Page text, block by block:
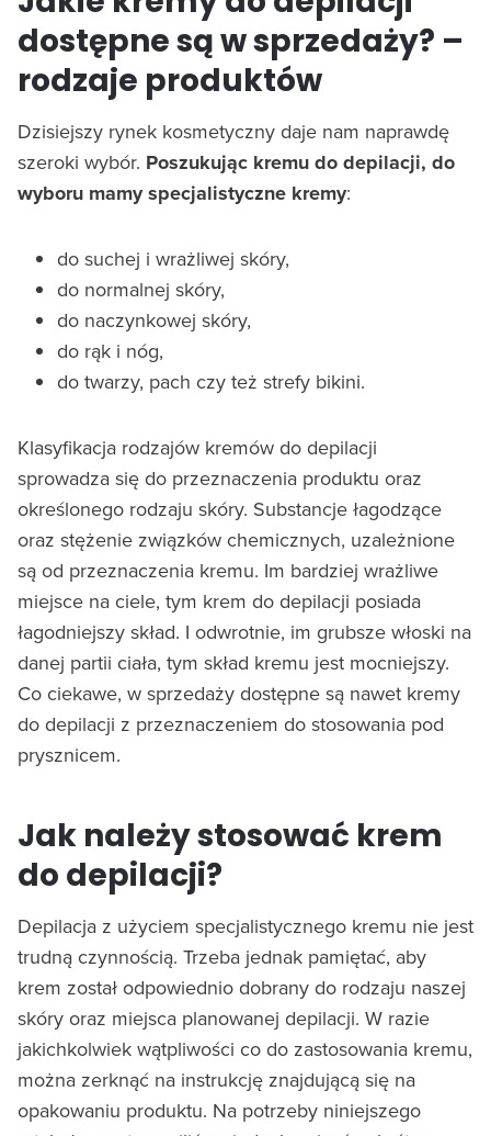
dostępne są w sprzedaży? –
rodzaje produktów
Dzisiejszy rynek kosmetyczny daje nam naprawdę
szeroki wybór. Poszukując kremu do depilacji, do
wyboru mamy specjalistyczne kremy:
do suchej i wrażliwej skóry,
do normalnej skóry,
do naczynkowej skóry,
do rąk i nóg,
do twarzy, pach czy też strefy bikini.
Klasyfikacja rodzajów kremów do depilacji
sprowadza się do przeznaczenia produktu oraz
określonego rodzaju skóry. Substancje łagodzące
oraz stężenie związków chemicznych, uzależnione
są od przeznaczenia kremu. Im bardziej wrażliwe
miejsce na ciele, tym krem do depilacji posiada
łagodniejszy skład. I odwrotnie, im grubsze włoski na
danej partii ciała, tym skład kremu jest mocniejszy.
Co ciekawe, w sprzedaży dostępne są nawet kremy
do depilacji z przeznaczeniem do stosowania pod
prysznicem.
Jak należy stosować krem
do depilacji?
Depilacja z użyciem specjalistycznego kremu nie jest
trudną czynnością. Trzeba jednak pamiętać, aby
krem został odpowiednio dobrany do rodzaju naszej
skóry oraz miejsca planowanej depilacji. W razie
jakichkolwiek wątpliwości co do zastosowania kremu,
można zerknąć na instrukcję znajdującą się na
opakowaniu produktu. Na potrzeby niniejszego